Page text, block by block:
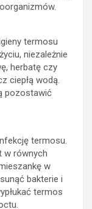
termosu
niezależnie
herbatę czy
ciepłą wodą.
pozostawić
termosu.
w równych
w
bakterie i
termos